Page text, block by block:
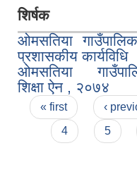
शिर्षक
ओमसतिया
प्रशासकीय कार्यविधि
ओमसतिया
शिक्षा ऐन , २०७४
Pages
« first ‹
4
5